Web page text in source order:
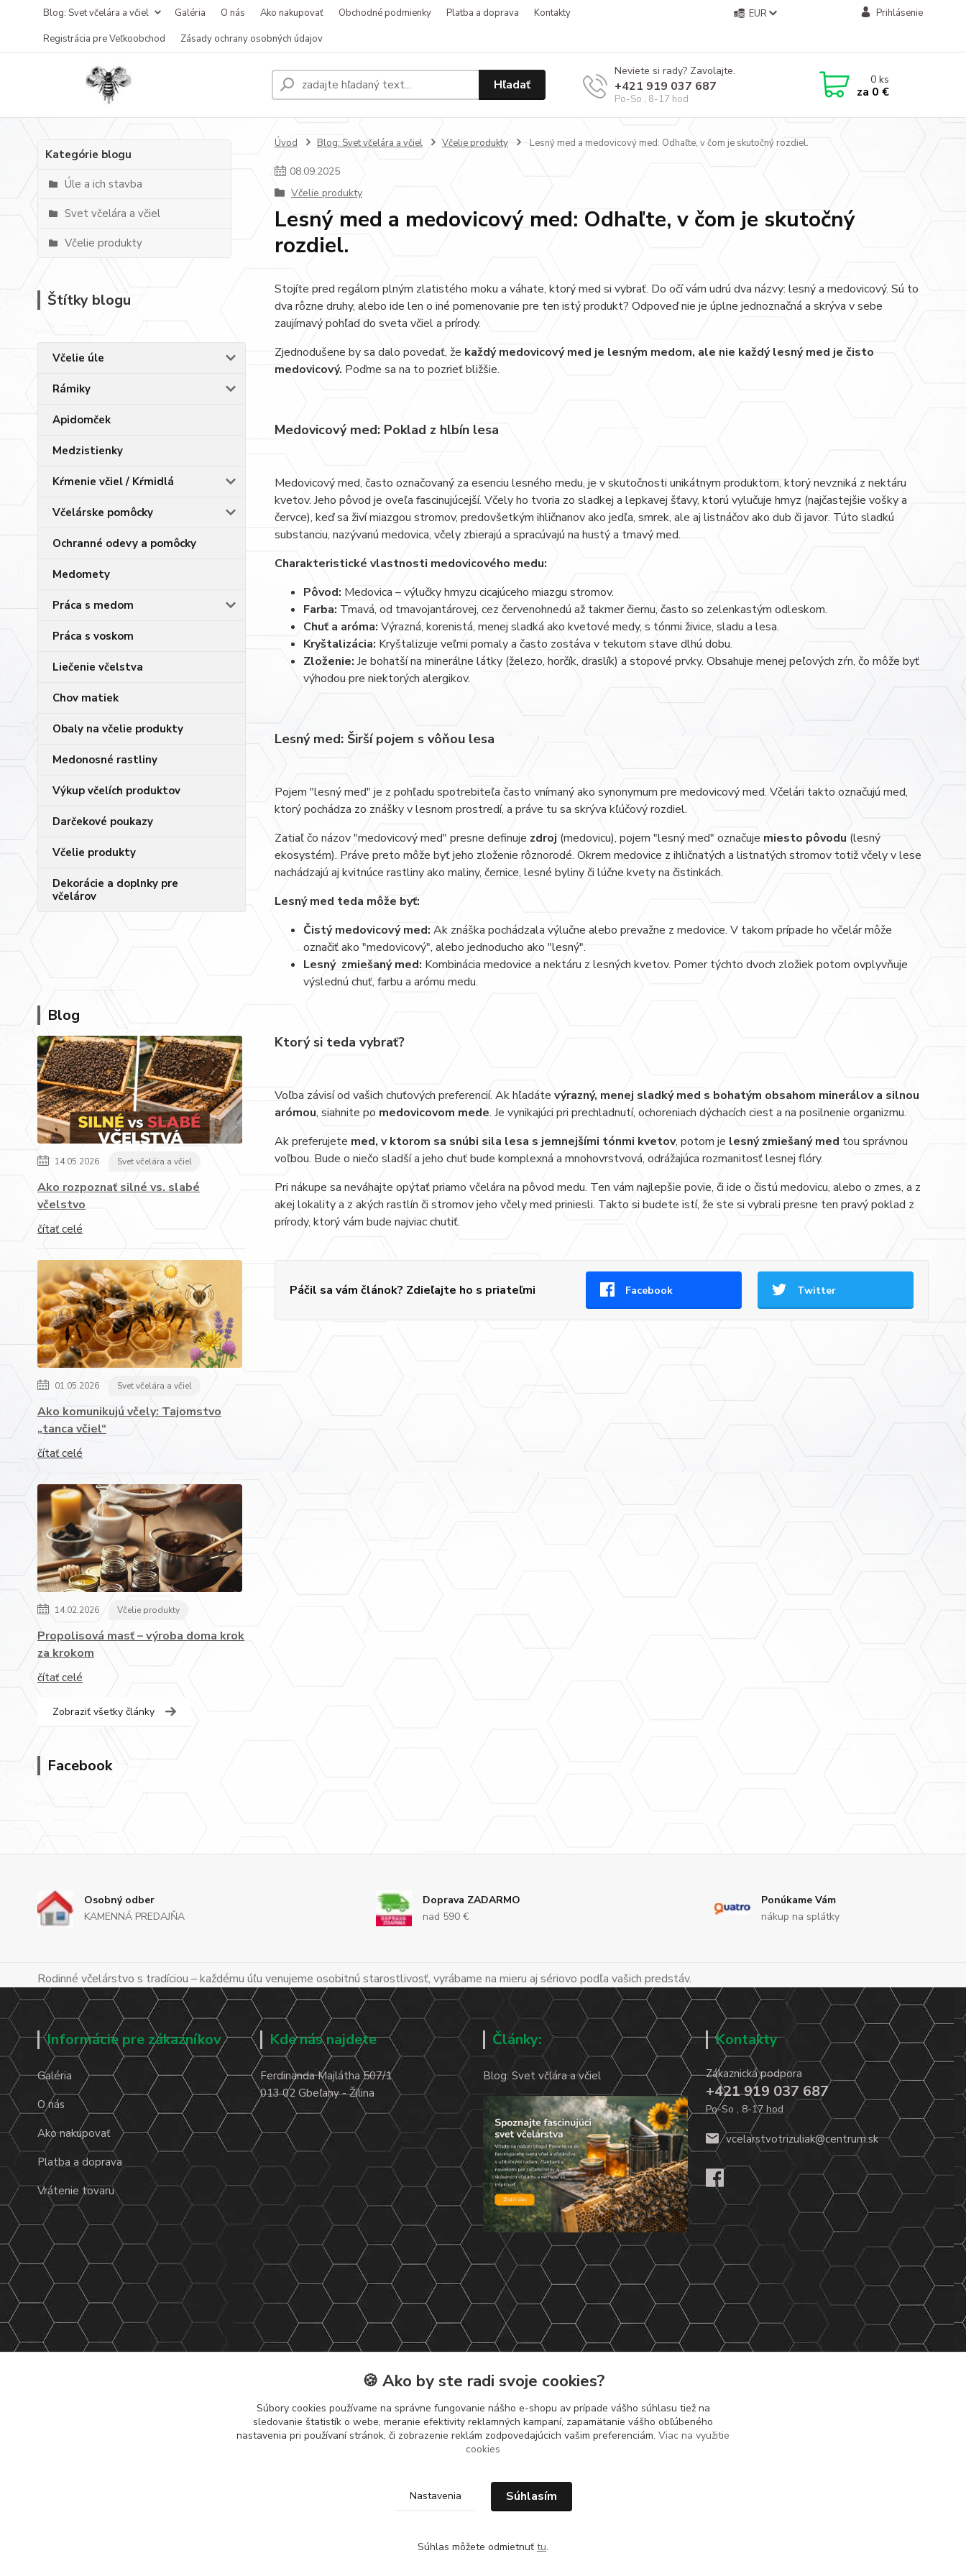
Blog: Svet včelára a včiel Galéria O nás Ako nakupovať Obchodné podmienky Platba a doprava
Kontakty
Registrácia pre Veľkoobchod
Zásady ochrany osobných údajov
EUR Prihlásenie
Hľadať
Neviete si rady? Zavolajte.
+421 919 037 687
Po-So , 8-17 hod
0ks
za 0 €
Kategórie blogu
Úle a ich stavba
Svet včelára a včiel
Včelie produkty
Štítky blogu
Včelie úle
Rámiky
Apidomček
Medzistienky
Kŕmenie včiel / Kŕmidlá
Včelárske pomôcky
Ochranné odevy a pomôcky
Medomety
Práca s medom
Práca s voskom
Liečenie včelstva
Chov matiek
Obaly na včelie produkty
Medonosné rastliny
Výkup včelích produktov
Darčekové poukazy
Včelie produkty
Dekorácie a doplnky pre
včelárov
Blog
14.05.2026 Svet včelára a včiel
Ako rozpoznať silné vs. slabé
včelstvo
čítať celé
01.05.2026 Svet včelára a včiel
Ako komunikujú včely: Tajomstvo
„tanca včiel“
čítať celé
14.02.2026 Včelie produkty
Propolisová masť – výroba doma krok
za krokom
čítať celé
Zobraziť všetky články
Facebook
Úvod Blog: Svet včelára a včiel Včelie produkty Lesný med a medovicový med: Odhaľte, v čom je skutočný rozdiel.
08.09.2025
Včelie produkty
Lesný med a medovicový med: Odhaľte, v čom je skutočný
rozdiel.
Stojíte pred regálom plným zlatistého moku a váhate, ktorý med si vybrať. Do očí vám udrú dva názvy: lesný a medovicový. Sú to
dva rôzne druhy, alebo ide len o iné pomenovanie pre ten istý produkt? Odpoveď nie je úplne jednoznačná a skrýva v sebe
zaujímavý pohľad do sveta včiel a prírody.
Zjednodušene by sa dalo povedať, že každý medovicový med je lesným medom, ale nie každý lesný med je čisto
medovicový. Poďme sa na to pozrieť bližšie.
Medovicový med: Poklad z hlbín lesa
Medovicový med, často označovaný za esenciu lesného medu, je v skutočnosti unikátnym produktom, ktorý nevzniká z nektáru
kvetov. Jeho pôvod je oveľa fascinujúcejší. Včely ho tvoria zo sladkej a lepkavej šťavy, ktorú vylučuje hmyz (najčastejšie vošky a
červce), keď sa živí miazgou stromov, predovšetkým ihličnanov ako jedľa, smrek, ale aj listnáčov ako dub či javor. Túto sladkú
substanciu, nazývanú medovica, včely zbierajú a spracúvajú na hustý a tmavý med.
Charakteristické vlastnosti medovicového medu:
Pôvod: Medovica – výlučky hmyzu cicajúceho miazgu stromov.
Farba: Tmavá, od tmavojantárovej, cez červenohnedú až takmer čiernu, často so zelenkastým odleskom.
Chuť a aróma: Výrazná, korenistá, menej sladká ako kvetové medy, s tónmi živice, sladu a lesa.
Kryštalizácia: Kryštalizuje veľmi pomaly a často zostáva v tekutom stave dlhú dobu.
Zloženie: Je bohatší na minerálne látky (železo, horčík, draslík) a stopové prvky. Obsahuje menej peľových zŕn, čo môže byť
výhodou pre niektorých alergikov.
Lesný med: Širší pojem s vôňou lesa
Pojem "lesný med" je z pohľadu spotrebiteľa často vnímaný ako synonymum pre medovicový med. Včelári takto označujú med,
ktorý pochádza zo znášky v lesnom prostredí, a práve tu sa skrýva kľúčový rozdiel.
Zatiaľ čo názov "medovicový med" presne definuje zdroj (medovicu), pojem "lesný med" označuje miesto pôvodu (lesný
ekosystém). Práve preto môže byť jeho zloženie rôznorodé. Okrem medovice z ihličnatých a listnatých stromov totiž včely v lese
nachádzajú aj kvitnúce rastliny ako maliny, černice, lesné byliny či lúčne kvety na čistinkách.
Lesný med teda môže byť:
Čistý medovicový med: Ak znáška pochádzala výlučne alebo prevažne z medovice. V takom prípade ho včelár môže
označiť ako "medovicový", alebo jednoducho ako "lesný".
Lesný zmiešaný med: Kombinácia medovice a nektáru z lesných kvetov. Pomer týchto dvoch zložiek potom ovplyvňuje
výslednú chuť, farbu a arómu medu.
Ktorý si teda vybrať?
Voľba závisí od vašich chuťových preferencií. Ak hľadáte výrazný, menej sladký med s bohatým obsahom minerálov a silnou
arómou, siahnite po medovicovom mede. Je vynikajúci pri prechladnutí, ochoreniach dýchacích ciest a na posilnenie organizmu.
Ak preferujete med, v ktorom sa snúbi sila lesa s jemnejšími tónmi kvetov, potom je lesný zmiešaný med tou správnou
voľbou. Bude o niečo sladší a jeho chuť bude komplexná a mnohovrstvová, odrážajúca rozmanitosť lesnej flóry.
Pri nákupe sa neváhajte opýtať priamo včelára na pôvod medu. Ten vám najlepšie povie, či ide o čistú medovicu, alebo o zmes, a z
akej lokality a z akých rastlín či stromov jeho včely med priniesli. Takto si budete istí, že ste si vybrali presne ten pravý poklad z
prírody, ktorý vám bude najviac chutiť.
Páčil sa vám článok? Zdieľajte ho s priateľmi Facebook Twitter
Osobný odber
KAMENNÁ PREDAJŇA
Doprava ZADARMO
nad 590 €
Ponúkame Vám
nákup na splátky
Rodinné včelárstvo s tradíciou – každému úľu venujeme osobitnú starostlivosť, vyrábame na mieru aj sériovo podľa vašich predstáv.
Informácie pre zákazníkov
Galéria
O nás
Ako nakupovať
Platba a doprava
Vrátenie tovaru
Kde nás najdete
Ferdinanda Majlátha 507/1
013 02 Gbeľany - Žilina
Články:
Blog: Svet včlára a včiel
Kontakty
Zákaznická podpora
+421 919 037 687
Po-So , 8-17 hod
vcelarstvotrizuliak@centrum.sk
🍪 Ako by ste radi svoje cookies?
Súbory cookies používame na správne fungovanie nášho e-shopu av prípade vášho súhlasu tiež na
sledovanie štatistík o webe, meranie efektivity reklamných kampaní, zapamätanie vášho obľúbeného
nastavenia pri používaní stránok, či zobrazenie reklám zodpovedajúcich vašim preferenciám. Viac na využitie
cookies
Nastavenia Súhlasím
Súhlas môžete odmietnuť tu.